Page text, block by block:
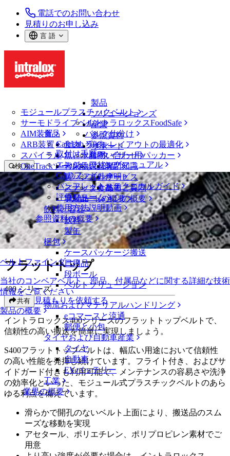
電話でのお問い合わせ
見積りのお申し込み
言 語
製品
モジュールプラスチックベルト
サーモドライブベルト
AIM装置
ARB装置
スパイラル
OneTrackツールおよび部品
ベルトファインダー
当社のコンベアベルト、部品、付属品などに関する詳細な技術
情報をご覧ください
製品の概要
ソリューションズ
イントラロックスFoodSafe
バルク仕分け
ラインレイアウトの最適化
パレタイザー用パッカー
専門知識
サービス
技術
ソリューションの概要
産業
食品
食肉、鶏肉
魚と水産物
青果物
製パン
スナック食品
乳製品
飲料と容器
飲料
製缶
梱包
ケースパッケージ搬送
日用品
段ボール
ベルトソリューション
物流およびマテリアルハンドリング
eコマースと流通
郵便と小包
タイヤおよび自動車産業
タイヤ
自動車
EVバッテリー
工業
業界の概要
参照資料
CalcLab
取付け手順
エンジニアリングマニュアル
CADファイル
パンフレット・テクニカルガイド
評価フォーム
使用方法説明動画
参照資料の概要
サポート
お問い合わせ
保証
方針声明
よくあるご質問
サポートの概要
検 索
メニューを開く
ベルトファインダー
ベルトファインダー
モジュールプラスチックベルト
400 シリーズ
フラットトップ
フラットトップ
400 シリーズ
共有 見積もりを依頼する
イントラロックス400シリーズのフラットトップベルトで、
信頼性の高い搬送を簡単に実現しましょう。
S400フラットトップベルトは、幅広い用途において信頼性
の高い性能を発揮し続けています。フライト付き、およびサ
イドガード付きも利用可能で、メンテナンスの容易さや洗浄
の効率化といった、モジュール式プラスチックベルトのあら
ゆる利点を備えています。
滑らかで開孔のないベルト上面により、搬送品のスム
ーズな移動を実現
アセタール、ポリエチレン、ポリプロピレン素材でご
用意